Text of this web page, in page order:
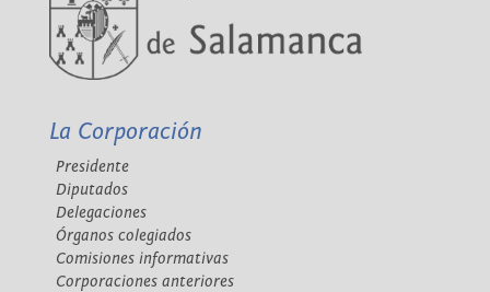
La Corporación
Presidente
Diputados
Delegaciones
Órganos colegiados
Comisiones informativas
Corporaciones anteriores